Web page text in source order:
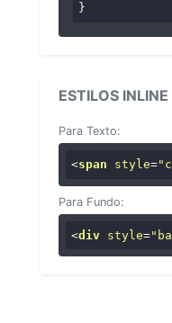
}
ESTILOS
Para Texto:
<span style=
Para Fundo:
<div style=